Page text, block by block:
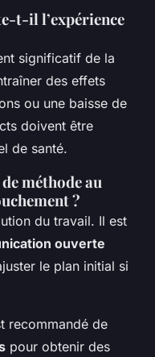
t-il l’expérience
significatif de la
des effets
ou une baisse de
doivent être
de santé.
méthode au
?
du travail. Il est
ouverte
le plan initial si
recommandé de
pour obtenir des